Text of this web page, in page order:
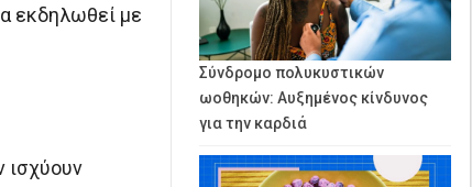
εκδηλωθεί με
ισχύουν
Σύνδρομο πολυκυστικών
ωοθηκών: Αυξημένος κίνδυνος
για την καρδιά